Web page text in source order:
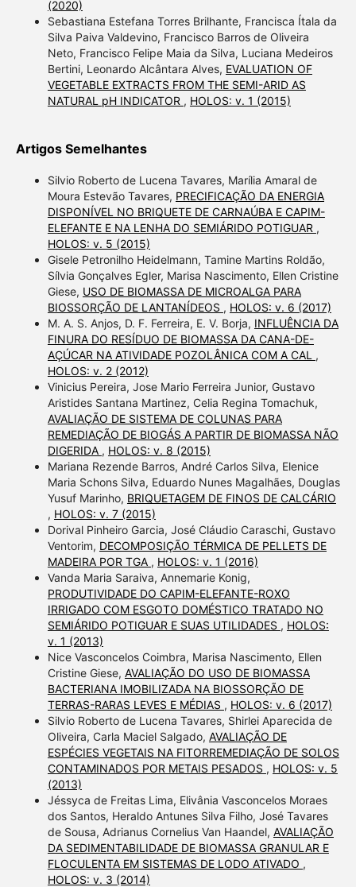
(2020)
Sebastiana Estefana Torres Brilhante, Francisca Ítala da
Silva Paiva Valdevino, Francisco Barros de Oliveira
Neto, Francisco Felipe Maia da Silva, Luciana Medeiros
Bertini, Leonardo Alcântara Alves, EVALUATION OF
VEGETABLE EXTRACTS FROM THE SEMI-ARID AS
NATURAL pH INDICATOR , HOLOS: v. 1 (2015)
Artigos Semelhantes
Silvio Roberto de Lucena Tavares, Marília Amaral de
Moura Estevão Tavares, PRECIFICAÇÃO DA ENERGIA
DISPONÍVEL NO BRIQUETE DE CARNAÚBA E CAPIM-
ELEFANTE E NA LENHA DO SEMIÁRIDO POTIGUAR ,
HOLOS: v. 5 (2015)
Gisele Petronilho Heidelmann, Tamine Martins Roldão,
Sílvia Gonçalves Egler, Marisa Nascimento, Ellen Cristine
Giese, USO DE BIOMASSA DE MICROALGA PARA
BIOSSORÇÃO DE LANTANÍDEOS , HOLOS: v. 6 (2017)
M. A. S. Anjos, D. F. Ferreira, E. V. Borja, INFLUÊNCIA DA
FINURA DO RESÍDUO DE BIOMASSA DA CANA-DE-
AÇÚCAR NA ATIVIDADE POZOLÂNICA COM A CAL ,
HOLOS: v. 2 (2012)
Vinicius Pereira, Jose Mario Ferreira Junior, Gustavo
Aristides Santana Martinez, Celia Regina Tomachuk,
AVALIAÇÃO DE SISTEMA DE COLUNAS PARA
REMEDIAÇÃO DE BIOGÁS A PARTIR DE BIOMASSA NÃO
DIGERIDA , HOLOS: v. 8 (2015)
Mariana Rezende Barros, André Carlos Silva, Elenice
Maria Schons Silva, Eduardo Nunes Magalhães, Douglas
Yusuf Marinho, BRIQUETAGEM DE FINOS DE CALCÁRIO
, HOLOS: v. 7 (2015)
Dorival Pinheiro Garcia, José Cláudio Caraschi, Gustavo
Ventorim, DECOMPOSIÇÃO TÉRMICA DE PELLETS DE
MADEIRA POR TGA , HOLOS: v. 1 (2016)
Vanda Maria Saraiva, Annemarie Konig,
PRODUTIVIDADE DO CAPIM-ELEFANTE-ROXO
IRRIGADO COM ESGOTO DOMÉSTICO TRATADO NO
SEMIÁRIDO POTIGUAR E SUAS UTILIDADES , HOLOS:
v. 1 (2013)
Nice Vasconcelos Coimbra, Marisa Nascimento, Ellen
Cristine Giese, AVALIAÇÃO DO USO DE BIOMASSA
BACTERIANA IMOBILIZADA NA BIOSSORÇÃO DE
TERRAS-RARAS LEVES E MÉDIAS , HOLOS: v. 6 (2017)
Silvio Roberto de Lucena Tavares, Shirlei Aparecida de
Oliveira, Carla Maciel Salgado, AVALIAÇÃO DE
ESPÉCIES VEGETAIS NA FITORREMEDIAÇÃO DE SOLOS
CONTAMINADOS POR METAIS PESADOS , HOLOS: v. 5
(2013)
Jéssyca de Freitas Lima, Elivânia Vasconcelos Moraes
dos Santos, Heraldo Antunes Silva Filho, José Tavares
de Sousa, Adrianus Cornelius Van Haandel, AVALIAÇÃO
DA SEDIMENTABILIDADE DE BIOMASSA GRANULAR E
FLOCULENTA EM SISTEMAS DE LODO ATIVADO ,
HOLOS: v. 3 (2014)